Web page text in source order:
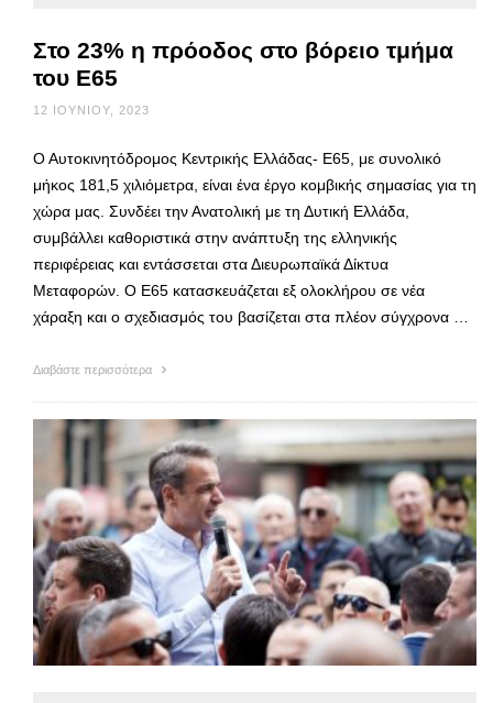
Στο 23% η πρόοδος στο βόρειο τμήμα
του Ε65
12 ΙΟΥΝΊΟΥ, 2023
Ο Αυτοκινητόδρομος Κεντρικής Ελλάδας- Ε65, με συνολικό
μήκος 181,5 χιλιόμετρα, είναι ένα έργο κομβικής σημασίας για τη
χώρα μας. Συνδέει την Ανατολική με τη Δυτική Ελλάδα,
συμβάλλει καθοριστικά στην ανάπτυξη της ελληνικής
περιφέρειας και εντάσσεται στα Διευρωπαϊκά Δίκτυα
Μεταφορών. Ο Ε65 κατασκευάζεται εξ ολοκλήρου σε νέα
χάραξη και o σχεδιασμός του βασίζεται στα πλέον σύγχρονα …
Διαβάστε περισσότερα